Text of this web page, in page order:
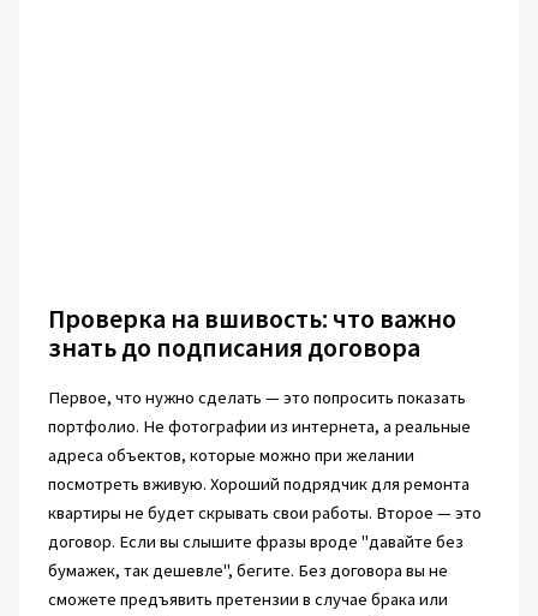
Проверка на вшивость: что важно
знать до подписания договора
Первое, что нужно сделать — это попросить показать
портфолио. Не фотографии из интернета, а реальные
адреса объектов, которые можно при желании
посмотреть вживую. Хороший подрядчик для ремонта
квартиры не будет скрывать свои работы. Второе — это
договор. Если вы слышите фразы вроде "давайте без
бумажек, так дешевле", бегите. Без договора вы не
сможете предъявить претензии в случае брака или